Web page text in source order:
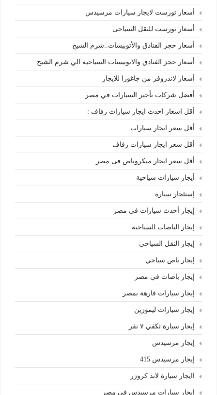
أسعار تورست لايجار سيارات مرسيدس
أسعار تورست للنقل السياحى
أسعار حجز الفنادق والأتوبيسات..شرم الشيخ
أسعار حجز الفنادق والاتوبيسات السياحية الي شرم الشيخ
أسعار لاندروفر من جاغورا للايجار
أفضل شركات تأجير السيارات في مصر
أقل اسعار احدث ايجار سيارات زفاف :
أقل سعر ايجار سيارات
أقل سعر ايجار سيارات زفاف
أقل سعر ايجار ميكروباص فى مصر
أيجار سيارات سياحية
إستئجار سيارة
إيجار أحدث سيارات في مصر
إيجار الباصات السياحية
إيجار النقل السياحي
إيجار باص سياحي
إيجار باصات في مصر
إيجار سيارات فارهة بمصر
إيجار سيارات ليموزين
إيجار سيارة تكفي ٧ نفر
إيجار مرسيدس
إيجار مرسيدس 415
اايجار سيارة لاند كروزر
ابجار سيارات مرسيدس في مصر